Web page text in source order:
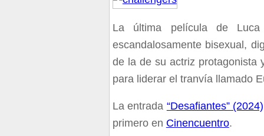
La última película de
escandalosamente bisexual,
de la de su actriz protagonista
para liderar el tranvía llamado
La entrada “Desafiantes”
primero en Cinencuentro.